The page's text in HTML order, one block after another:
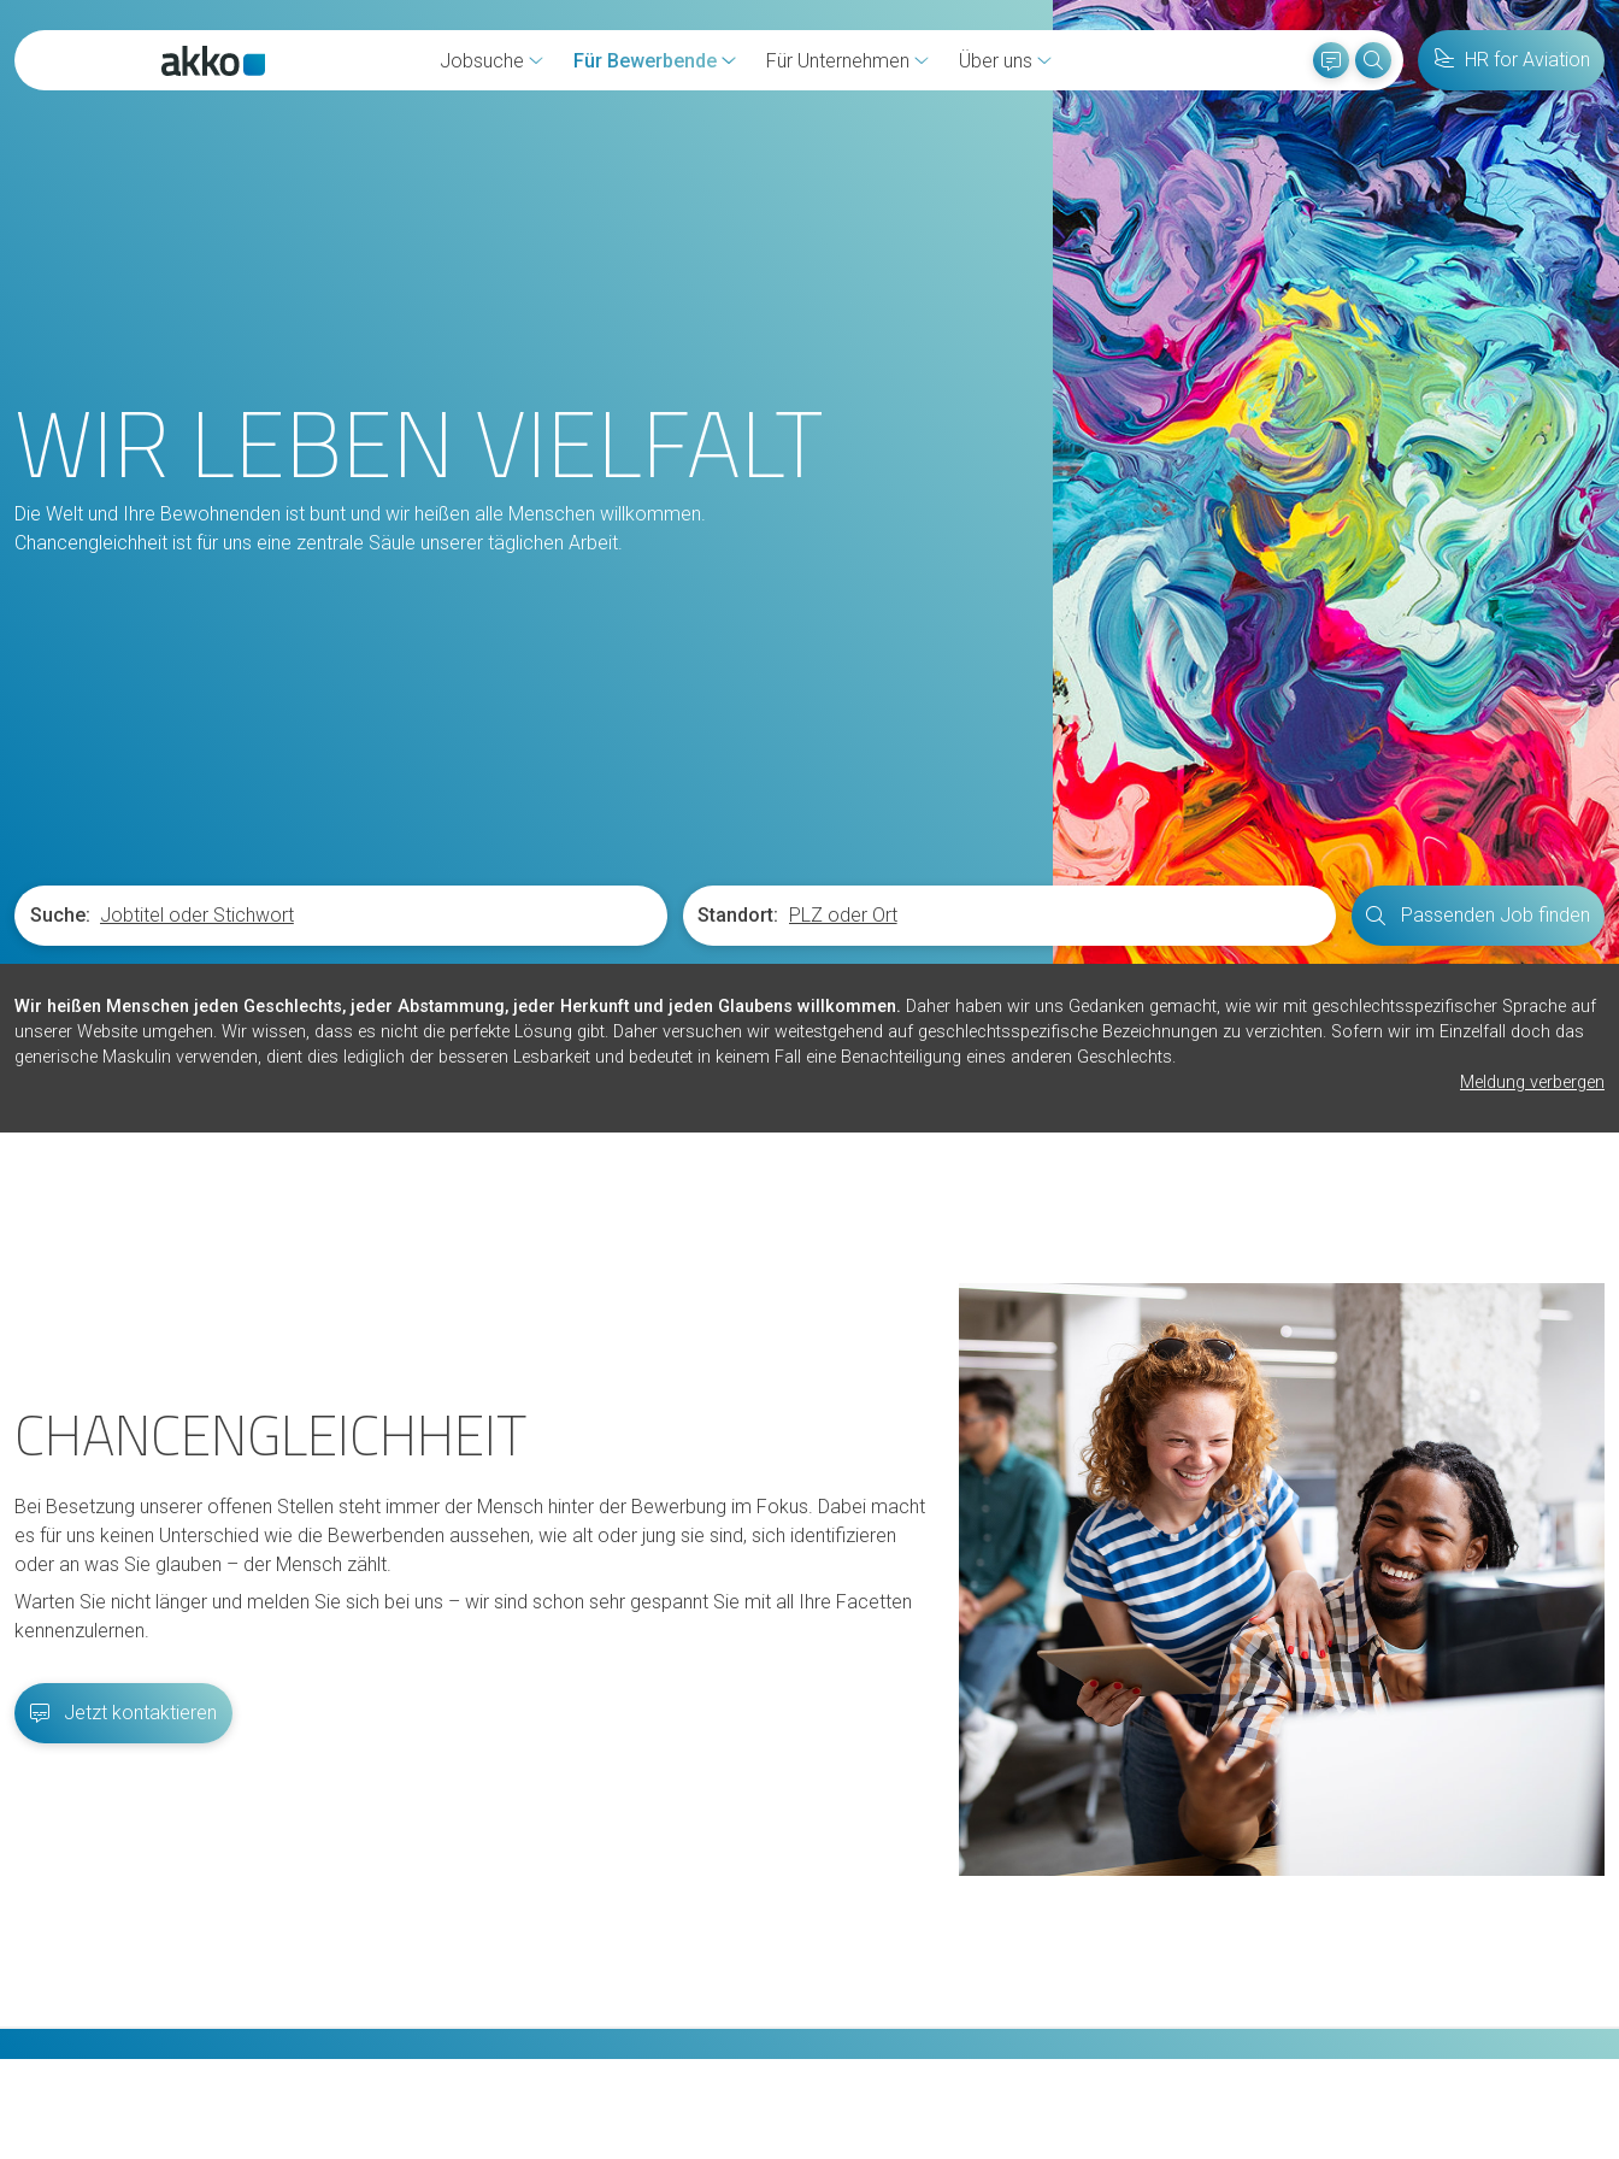
Jobsuche Für Bewerbende Für Unternehmen Über uns HR for Aviation
WIR LEBEN VIELFALT
Die Welt und Ihre Bewohnenden ist bunt und wir heißen alle Menschen willkommen.
Chancengleichheit ist für uns eine zentrale Säule unserer täglichen Arbeit.
Suche: Standort: Passenden Job finden
Wir heißen Menschen jeden Geschlechts, jeder Abstammung, jeder Herkunft und jeden Glaubens willkommen. Daher haben wir uns Gedanken gemacht, wie wir mit geschlechtsspezifischer Sprache auf
unserer Website umgehen. Wir wissen, dass es nicht die perfekte Lösung gibt. Daher versuchen wir weitestgehend auf geschlechtsspezifische Bezeichnungen zu verzichten. Sofern wir im Einzelfall doch das
generische Maskulin verwenden, dient dies lediglich der besseren Lesbarkeit und bedeutet in keinem Fall eine Benachteiligung eines anderen Geschlechts.
Meldung verbergen
CHANCENGLEICHHEIT
Bei Besetzung unserer offenen Stellen steht immer der Mensch hinter der Bewerbung im Fokus. Dabei macht
es für uns keinen Unterschied wie die Bewerbenden aussehen, wie alt oder jung sie sind, sich identifizieren
oder an was Sie glauben – der Mensch zählt.
Warten Sie nicht länger und melden Sie sich bei uns – wir sind schon sehr gespannt Sie mit all Ihre Facetten
kennenzulernen.
Jetzt kontaktieren